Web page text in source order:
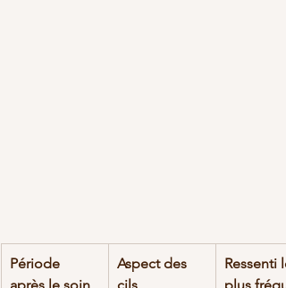
Période
Aspect des
Ressenti